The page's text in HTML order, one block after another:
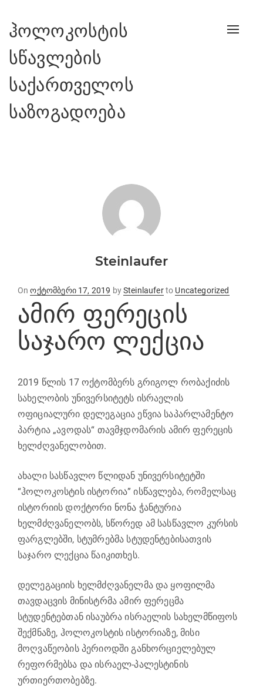
ჰოლოკოსტის
სწავლების
საქართველოს
საზოგადოება
Toggle
Steinlaufer
OnPosted
on
ოქტომბერი 17, 2019 bySteinlauferto Uncategorized
ამირ ფერეცის
საჯარო ლექცია
2019 წლის 17 ოქტომბერს გრიგოლ რობაქიძის
სახელობის უნივერსიტეტს ისრაელის
ოფიციალური დელეგაცია ეწვია საპარლამენტო
პარტია „ავოდას“ თავმჯდომარის ამირ ფერეცის
ხელძღვანელობით.
ახალი სასწავლო წლიდან უნივერსიტეტში
“ჰოლოკოსტის ისტორია” ისწავლება, რომელსაც
ისტორიის დოქტორი ნონა ჭანტურია
ხელმძღვანელობს, სწორედ ამ სასწავლო კურსის
ფარგლებში, სტუმრებმა სტუდენტებისათვის
საჯარო ლექცია წაიკითხეს.
დელეგაციის ხელმძღვანელმა და ყოფილმა
თავდაცვის მინისტრმა ამირ ფერეცმა
სტუდენტებთან ისაუბრა ისრაელის სახელმწიფოს
შექმნაზე, ჰოლოკოსტის ისტორიაზე, მისი
მოღვაწეობის პერიოდში განხორციელებულ
რეფორმებსა და ისრაელ-პალესტინის
ურთიერთობებზე.